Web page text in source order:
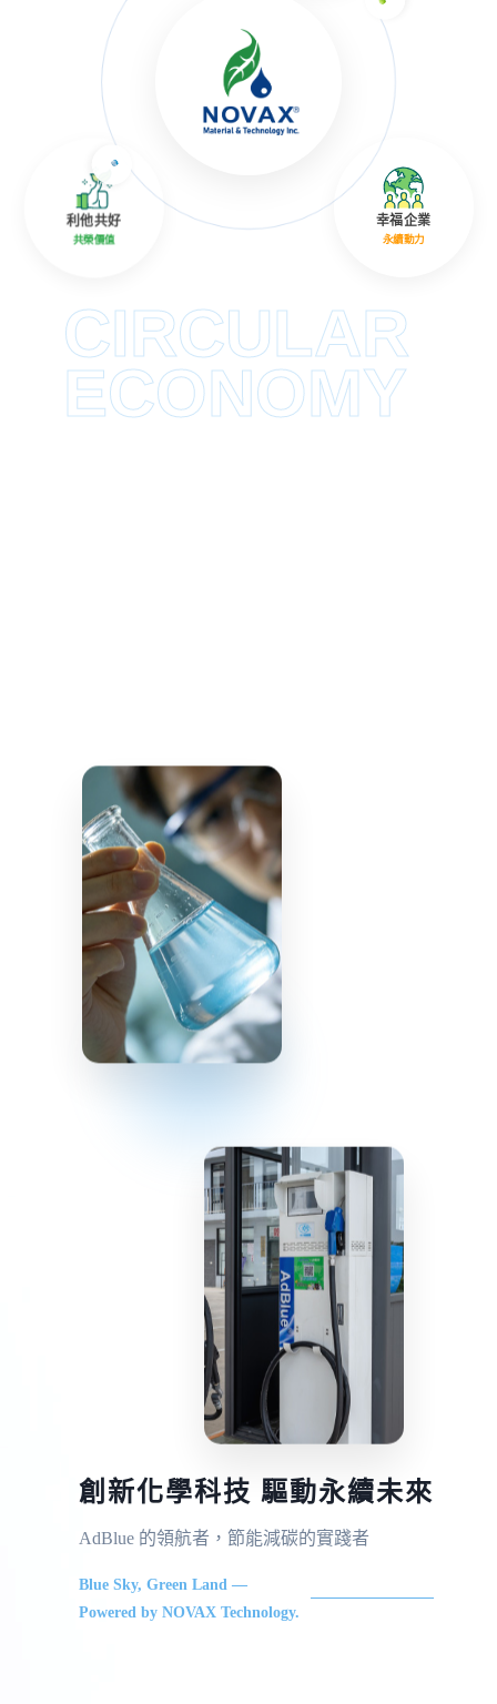
利他共好
共榮價值
幸福企業
永續動力
CIRCULAR
ECONOMY
創新化學科技 驅動永續未來
AdBlue 的領航者，節能減碳的實踐者
Blue Sky, Green Land —
Powered by NOVAX Technology.